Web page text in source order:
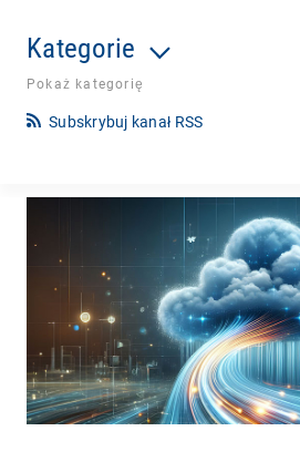
Kategorie
Pokaż kategorię
Subskrybuj kanał RSS